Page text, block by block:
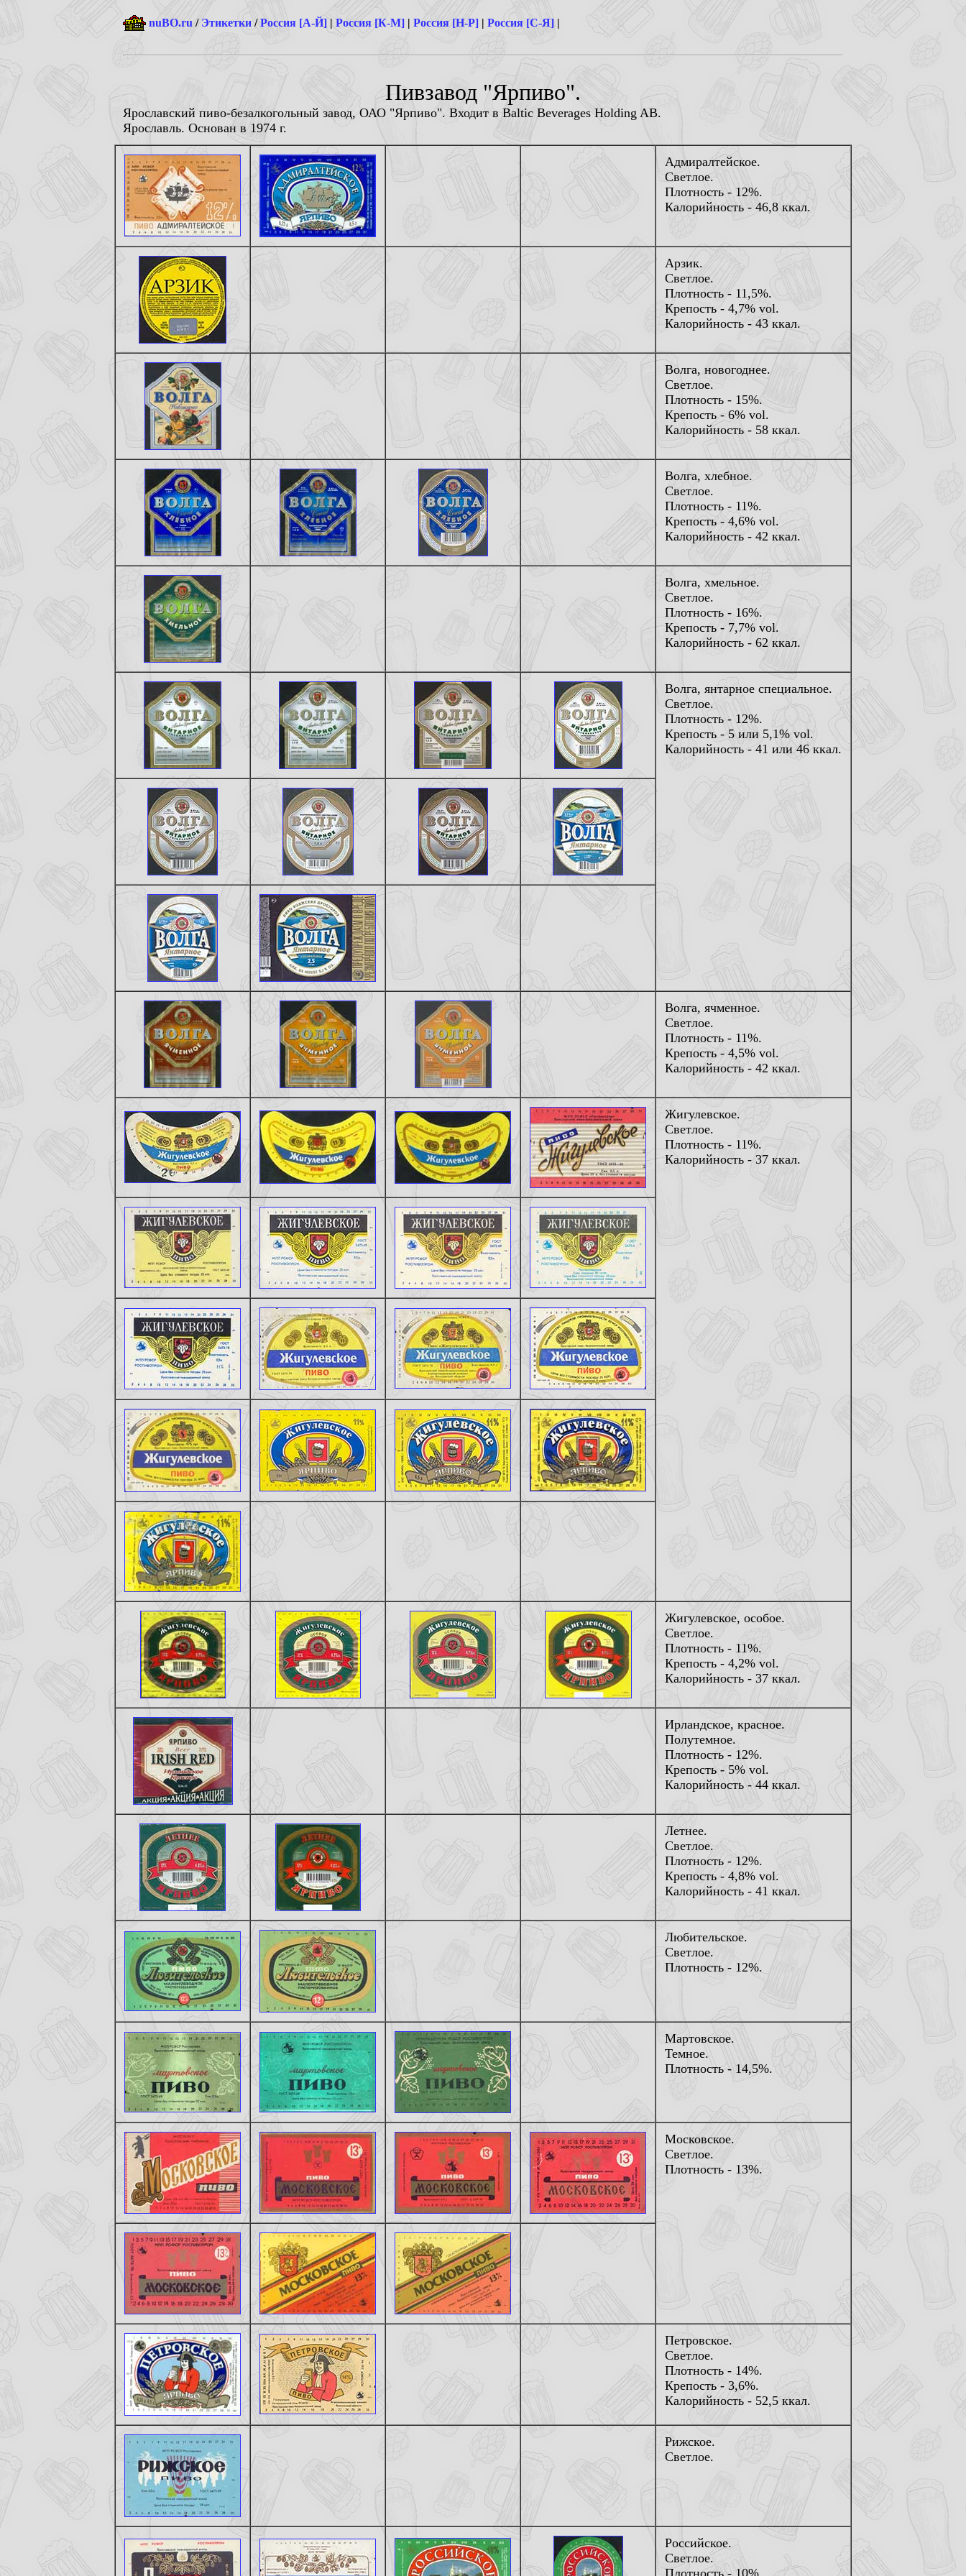
nuBO.ru / Этикетки /Россия [А-Й] | Россия [К-М] | Россия [Н-Р] | Россия [С-Я] |
Пивзавод "Ярпиво".
Ярославский пиво-безалкогольный завод, ОАО "Ярпиво". Входит в Baltic Beverages Holding AB.
Ярославль. Основан в 1974 г.
Адмиралтейское.
Светлое.
Плотность - 12%.
Калорийность - 46,8 ккал.
Арзик.
Светлое.
Плотность - 11,5%.
Крепость - 4,7% vol.
Калорийность - 43 ккал.
Волга, новогоднее.
Светлое.
Плотность - 15%.
Крепость - 6% vol.
Калорийность - 58 ккал.
Волга, хлебное.
Светлое.
Плотность - 11%.
Крепость - 4,6% vol.
Калорийность - 42 ккал.
Волга, хмельное.
Светлое.
Плотность - 16%.
Крепость - 7,7% vol.
Калорийность - 62 ккал.
Волга, янтарное специальное.
Светлое.
Плотность - 12%.
Крепость - 5 или 5,1% vol.
Калорийность - 41 или 46 ккал.
Волга, ячменное.
Светлое.
Плотность - 11%.
Крепость - 4,5% vol.
Калорийность - 42 ккал.
Жигулевское.
Светлое.
Плотность - 11%.
Калорийность - 37 ккал.
Жигулевское, особое.
Светлое.
Плотность - 11%.
Крепость - 4,2% vol.
Калорийность - 37 ккал.
Ирландское, красное.
Полутемное.
Плотность - 12%.
Крепость - 5% vol.
Калорийность - 44 ккал.
Летнее.
Светлое.
Плотность - 12%.
Крепость - 4,8% vol.
Калорийность - 41 ккал.
Любительское.
Светлое.
Плотность - 12%.
Мартовское.
Темное.
Плотность - 14,5%.
Московское.
Светлое.
Плотность - 13%.
Петровское.
Светлое.
Плотность - 14%.
Крепость - 3,6%.
Калорийность - 52,5 ккал.
Рижское.
Светлое.
Российское.
Светлое.
Плотность - 10%.